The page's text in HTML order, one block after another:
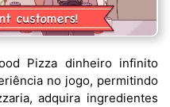
Pizza dinheiro infinito
no jogo, permitindo
adquira ingredientes